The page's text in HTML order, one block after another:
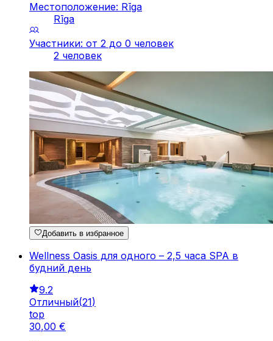
Местоположение: Rīga
Rīga
Участники: от 2 до 0 человек
2 человек
Добавить в избранное
Wellness Oasis для одного – 2,5 часа SPA в
будний день
9.2
Отличный(21)
top
30,00 €